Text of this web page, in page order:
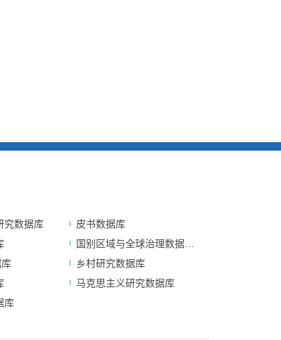
究数据库
皮书数据库
国别区域与全球治理数据平台
库
乡村研究数据库
马克思主义研究数据库
库